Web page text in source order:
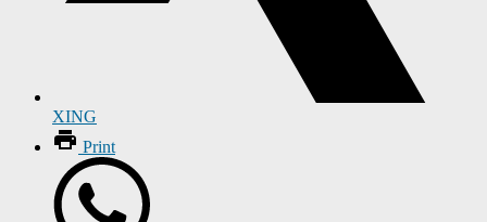
XING
Print